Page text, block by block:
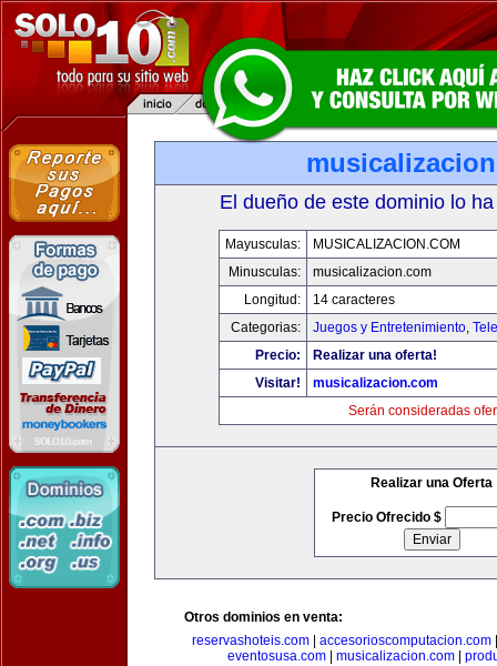
El dueño de este dominio lo
Mayusculas:
MUSICALIZACION.COM
Minusculas:
musicalizacion.com
Longitud:
14 caracteres
Categorias:
Juegos y Entretenimiento,
Precio:
Realizar una oferta!
Visitar!
musicalizacion.com
Serán consideradas
Realizar una Oferta
Precio Ofrecido $
Otros dominios en venta:
reservashoteis.com| accesorioscomputacion.com
eventosusa.com| musicalizacion.com|